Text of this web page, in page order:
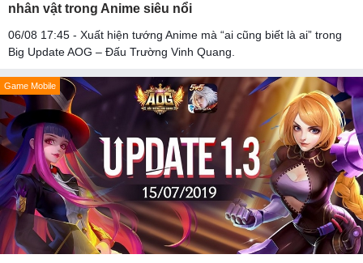
nhân vật trong Anime siêu nổi
06/08 17:45 - Xuất hiện tướng Anime mà “ai cũng biết là ai” trong
Big Update AOG – Đấu Trường Vinh Quang.
Game Mobile